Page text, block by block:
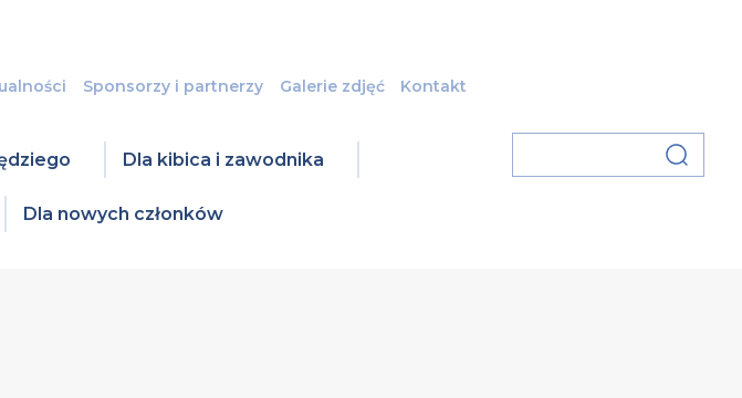
Sponsorzy i partnerzy Galerie zdjęć Kontakt
Dla kibica i zawodnika
Dla nowych członków